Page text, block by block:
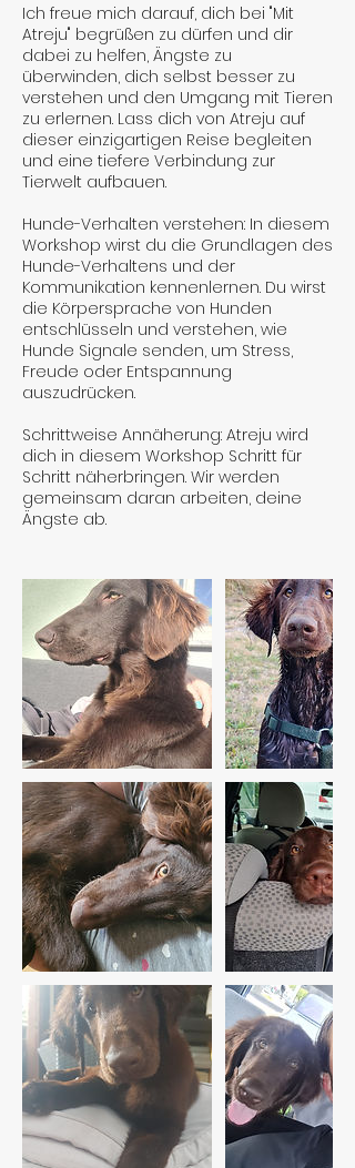
Ich freue mich darauf, dich bei "Mit
Atreju" begrüßen zu dürfen und dir
dabei zu helfen, Ängste zu
überwinden, dich selbst besser zu
verstehen und den Umgang mit Tieren
zu erlernen. Lass dich von Atreju auf
dieser einzigartigen Reise begleiten
und eine tiefere Verbindung zur
Tierwelt aufbauen.
Hunde-Verhalten verstehen: In diesem
Workshop wirst du die Grundlagen des
Hunde-Verhaltens und der
Kommunikation kennenlernen. Du wirst
die Körpersprache von Hunden
entschlüsseln und verstehen, wie
Hunde Signale senden, um Stress,
Freude oder Entspannung
auszudrücken.
Schrittweise Annäherung: Atreju wird
dich in diesem Workshop Schritt für
Schritt näherbringen. Wir werden
gemeinsam daran arbeiten, deine
Ängste ab.